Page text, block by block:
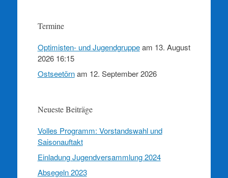
Termine
Optimisten- und Jugendgruppeam 13. August
2026 16:15
Ostseetörnam 12. September 2026
Neueste Beiträge
Volles Programm: Vorstandswahl und
Saisonauftakt
Einladung Jugendversammlung 2024
Absegeln 2023